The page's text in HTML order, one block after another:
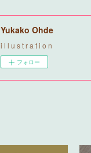
Yukako Ohde
i l l u s t r a t i o n
フォロー